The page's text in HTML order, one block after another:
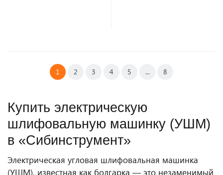
1 2 3 4 5 ... 8
Купить электрическую
шлифовальную машинку (УШМ)
в «Сибинструмент»
Электрическая угловая шлифовальная машинка
(УШМ), известная как болгарка — это незаменимый